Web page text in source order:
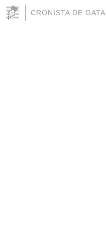
CRONISTA DE